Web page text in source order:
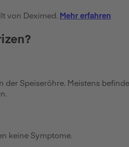
von Deximed. Mehr erfahren
Speiseröhre. Meistens
keine Symptome.